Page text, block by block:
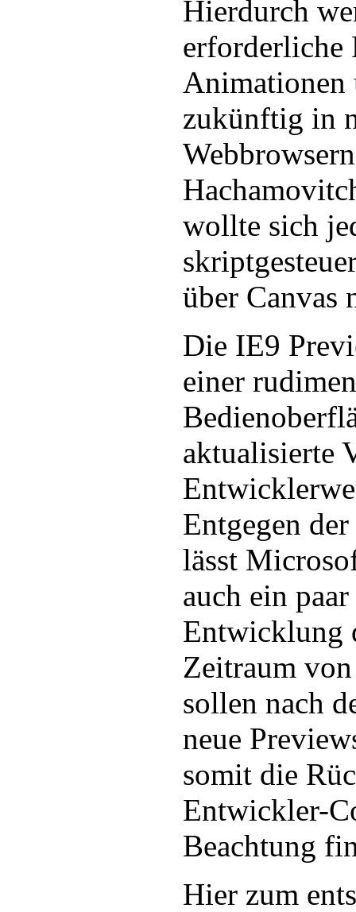
Hierdurch
erforderliche
Animationen
zukünftig in
wollte sich
über Canvas
Die IE9
einer
aktualisierte
Entgegen
lässt
auch ein
Entwicklung
Zeitraum
sollen nach
neue
somit die
Entwickler-
Beachtung
Hier zum